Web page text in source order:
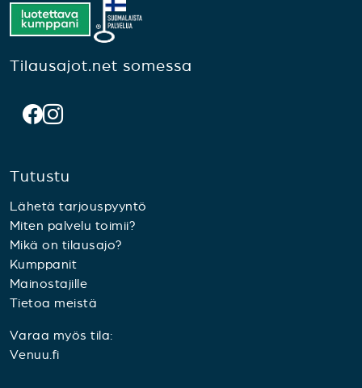
Tilausajot.net somessa
Tutustu
Lähetä tarjouspyyntö
Miten palvelu toimii?
Mikä on tilausajo?
Kumppanit
Mainostajille
Tietoa meistä
Varaa myös tila:
Venuu.fi